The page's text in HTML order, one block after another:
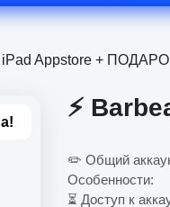
iPad Appstore +
⚡️
✏️ Общий
Особенности:
⏳ Доступ к